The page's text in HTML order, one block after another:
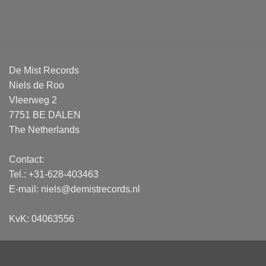
können
Produktseite
gewählt
De Mist Records
Niels de Roo
Vleerweg 2
7751 BE DALEN
The Netherlands
Contact:
Tel.: +31-628-403463
E-mail: niels@demistrecords.nl
KvK: 04063556